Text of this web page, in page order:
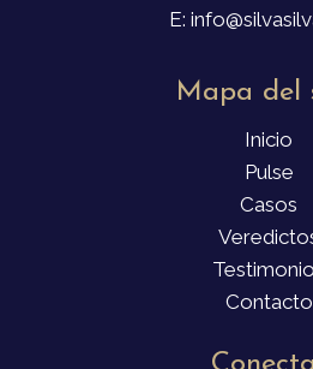
E:
Mapa del
Inicio
Pulse
Casos
Contacto